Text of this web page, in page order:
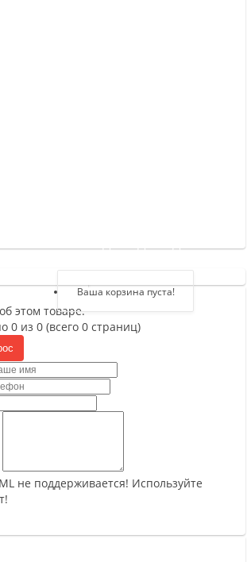
Ваша корзина пуста!
этом товаре.
0 из 0 (всего 0 страниц)
не поддерживается! Используйте